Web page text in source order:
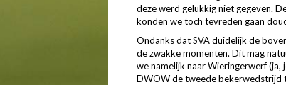
deze werd gelukkig niet gegeven.
konden we toch tevreden gaan
Ondanks dat SVA duidelijk de
de zwakke momenten. Dit mag
we namelijk naar Wieringerwerf
DWOW de tweede bekerwedstrijd